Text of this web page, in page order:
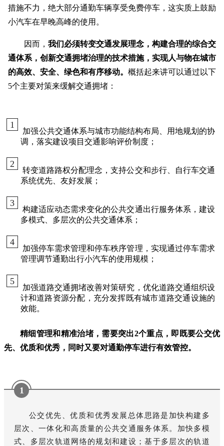
措施不力，绝大部分通勤车辆享受免费停车，这实质上鼓励
小汽车在早晚高峰的使用。
因而， 我们必须转变交通发展理念，构建合理的综合交
通体系，创新交通拥堵治理的技术措施，实现人与物在城市
的高效、安全、绿色和有序移动。 概括起来讲可以通过以下
5个主要对策来缓解交通拥堵：
1
加强公共交通体系与城市功能结构布局、用地规划的协
调，落实建设项目交通影响评价制度；
2
转变道路路权分配理念，支持公交和步行、自行车交通
系统优先、友好发展；
3
构建适应动态需求变化的公共交通出行服务体系，建设
多模式、多层次的公共交通体系；
4
加强停车需求管理和停车秩序管理，实现通过停车需求
管理调节通勤出行小汽车的使用规模；
5
加强道路交通拥堵改善对策研究，优化道路交通组织设
计和道路资源分配，充分发挥既有城市道路交通设施的
效能。
精细管理和精准治堵，需要突出2个重点，即既要公交优
先、优质和优秀，同时又要对通勤停车进行有效管控。
1
公交优先、优质和优秀发展总体思路是加快构建多
层次、一体化和高质量的公共交通服务体系。加快多模
式、多层次轨道网络的规划和建设；基于多层次的轨道